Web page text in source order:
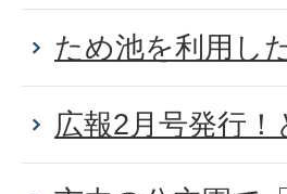
ため池を利用し
広報2月号発行